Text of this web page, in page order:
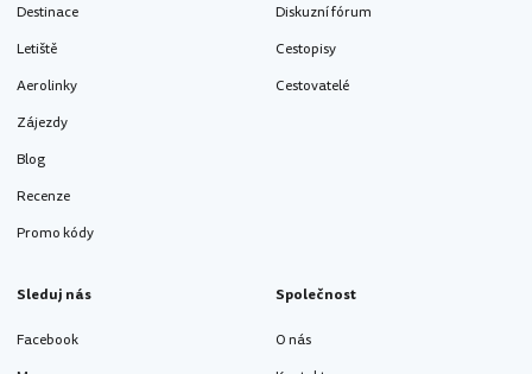
Destinace
Letiště
Aerolinky
Zájezdy
Blog
Recenze
Promo kódy
Diskuzní fórum
Cestopisy
Cestovatelé
Sleduj nás
Facebook
Společnost
O nás